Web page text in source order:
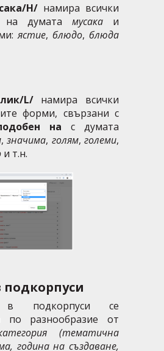
H/ намира всички
на думата мусака и
ястие, блюдо, блюда
L/намира всички
форми, свързани с
на с думата
, значима, голям, големи,
и т.н.
подкорпуси
в подкорпуси се
по разнообразие от
(тематична
година на създаване,